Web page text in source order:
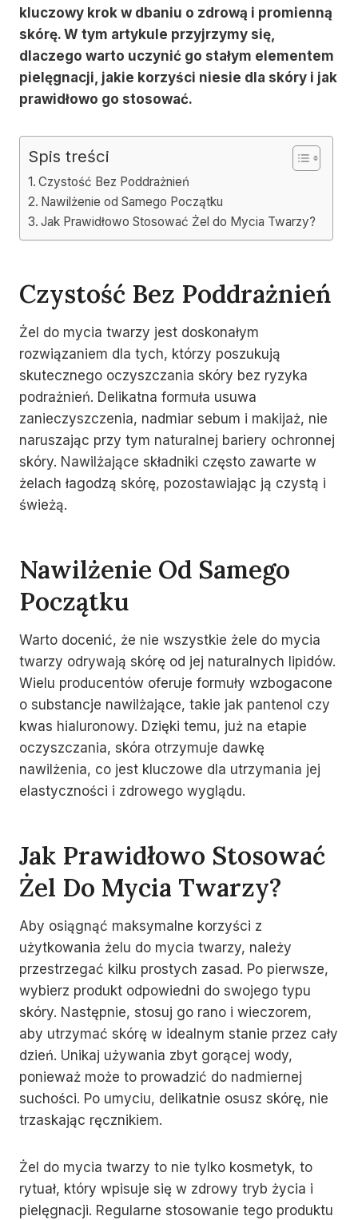
kluczowy krok w dbaniu o zdrową i promienną
skórę. W tym artykule przyjrzymy się,
dlaczego warto uczynić go stałym elementem
pielęgnacji, jakie korzyści niesie dla skóry i jak
prawidłowo go stosować.
Spis treści
Czystość Bez Poddrażnień
Nawilżenie od Samego Początku
Jak Prawidłowo Stosować Żel do Mycia Twarzy?
Czystość Bez Poddrażnień
Żel do mycia twarzy jest doskonałym
rozwiązaniem dla tych, którzy poszukują
skutecznego oczyszczania skóry bez ryzyka
podrażnień. Delikatna formuła usuwa
zanieczyszczenia, nadmiar sebum i makijaż, nie
naruszając przy tym naturalnej bariery ochronnej
skóry. Nawilżające składniki często zawarte w
żelach łagodzą skórę, pozostawiając ją czystą i
świeżą.
Nawilżenie Od Samego
Początku
Warto docenić, że nie wszystkie żele do mycia
twarzy odrywają skórę od jej naturalnych lipidów.
Wielu producentów oferuje formuły wzbogacone
o substancje nawilżające, takie jak pantenol czy
kwas hialuronowy. Dzięki temu, już na etapie
oczyszczania, skóra otrzymuje dawkę
nawilżenia, co jest kluczowe dla utrzymania jej
elastyczności i zdrowego wyglądu.
Jak Prawidłowo Stosować
Żel Do Mycia Twarzy?
Aby osiągnąć maksymalne korzyści z
użytkowania żelu do mycia twarzy, należy
przestrzegać kilku prostych zasad. Po pierwsze,
wybierz produkt odpowiedni do swojego typu
skóry. Następnie, stosuj go rano i wieczorem,
aby utrzymać skórę w idealnym stanie przez cały
dzień. Unikaj używania zbyt gorącej wody,
ponieważ może to prowadzić do nadmiernej
suchości. Po umyciu, delikatnie osusz skórę, nie
trzaskając ręcznikiem.
Żel do mycia twarzy to nie tylko kosmetyk, to
rytuał, który wpisuje się w zdrowy tryb życia i
pielęgnacji. Regularne stosowanie tego produktu